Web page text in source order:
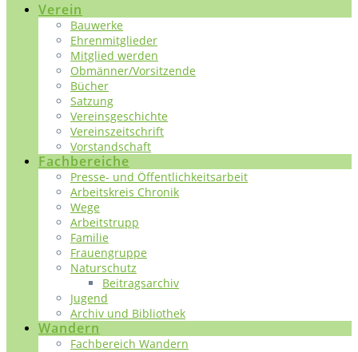
Verein
Bauwerke
Ehrenmitglieder
Mitglied werden
Obmänner/Vorsitzende
Bücher
Satzung
Vereinsgeschichte
Vereinszeitschrift
Vorstandschaft
Fachbereiche
Presse- und Öffentlichkeitsarbeit
Arbeitskreis Chronik
Wege
Arbeitstrupp
Familie
Frauengruppe
Naturschutz
Beitragsarchiv
Jugend
Archiv und Bibliothek
Wandern
Fachbereich Wandern